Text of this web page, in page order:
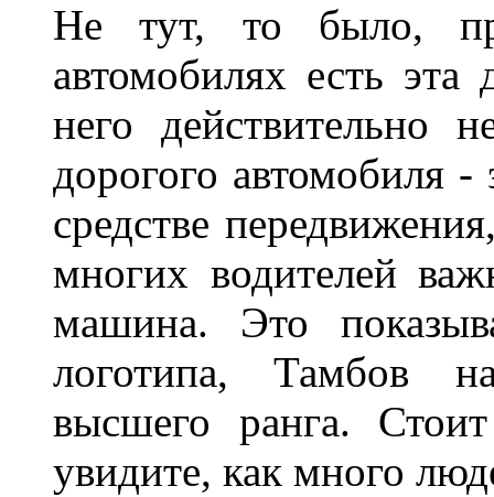
Не тут, то было,
автомобилях есть
него действительно
дорогого автомобиля
средстве
многих водителей
машина. Это
логотипа, Тамбов
высшего ранга.
увидите, как много